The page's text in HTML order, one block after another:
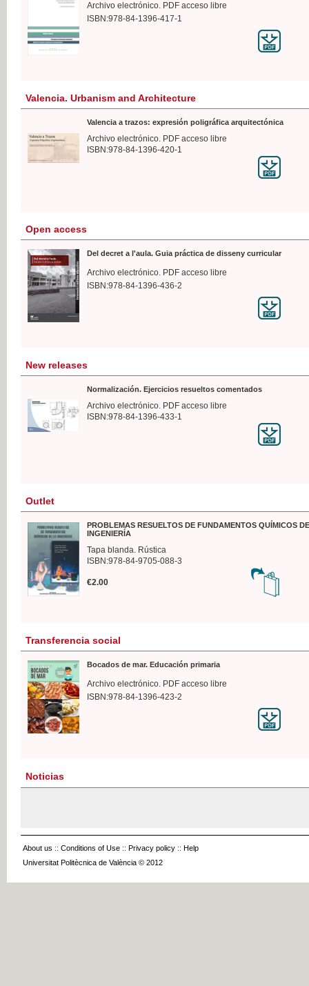
Archivo electrónico. PDF acceso libre
ISBN:978-84-1396-417-1
Valencia. Urbanism and Architecture
Valencia a trazos: expresión poligráfica arquitectónica
Archivo electrónico. PDF acceso libre
ISBN:978-84-1396-420-1
Open access
Del decret a l'aula. Guia práctica de disseny curricular
Archivo electrónico. PDF acceso libre
ISBN:978-84-1396-436-2
New releases
Normalización. Ejercicios resueltos comentados
Archivo electrónico. PDF acceso libre
ISBN:978-84-1396-433-1
Outlet
PROBLEMAS RESUELTOS DE FUNDAMENTOS QUÍMICOS
INGENIERÍA
Tapa blanda. Rústica
ISBN:978-84-9705-088-3
€2.00
Transferencia social
Bocados de mar. Educación primaria
Archivo electrónico. PDF acceso libre
ISBN:978-84-1396-423-2
Noticias
About us :: Conditions of Use :: Privacy policy :: Help
Universitat Politècnica de València © 2012